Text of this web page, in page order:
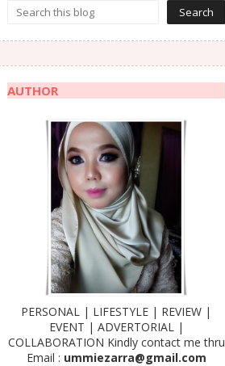
AUTHOR
PERSONAL | LIFESTYLE | REVIEW |
EVENT | ADVERTORIAL |
COLLABORATION Kindly contact me thru
Email : ummiezarra@gmail.com